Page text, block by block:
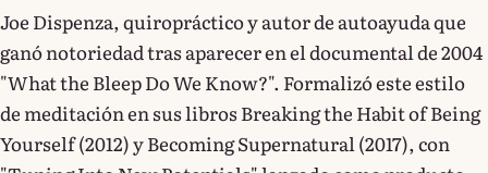
Joe Dispenza, quiropráctico y autor de autoayuda que
ganó notoriedad tras aparecer en el documental de 2004
"What the Bleep Do We Know?". Formalizó este estilo
de meditación en sus libros Breaking the Habit of Being
Yourself (2012) y Becoming Supernatural (2017), con